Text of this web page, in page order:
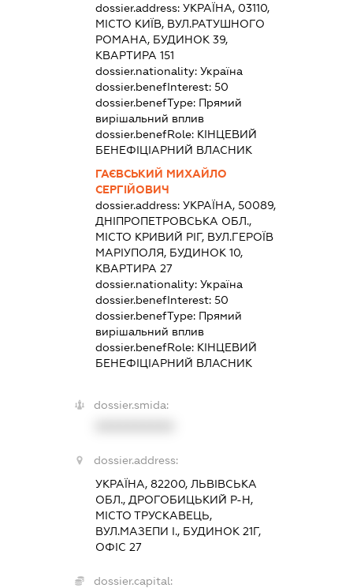
dossier.address: УКРАЇНА, 03110,
МІСТО КИЇВ, ВУЛ.РАТУШНОГО
РОМАНА, БУДИНОК 39,
КВАРТИРА 151
dossier.nationality: Україна
dossier.benefInterest: 50
dossier.benefType: Прямий
вирішальний вплив
dossier.benefRole: КІНЦЕВИЙ
БЕНЕФІЦІАРНИЙ ВЛАСНИК
ГАЄВСЬКИЙ МИХАЙЛО
СЕРГІЙОВИЧ
dossier.address: УКРАЇНА, 50089,
ДНІПРОПЕТРОВСЬКА ОБЛ.,
МІСТО КРИВИЙ РІГ, ВУЛ.ГЕРОЇВ
МАРІУПОЛЯ, БУДИНОК 10,
КВАРТИРА 27
dossier.nationality: Україна
dossier.benefInterest: 50
dossier.benefType: Прямий
вирішальний вплив
dossier.benefRole: КІНЦЕВИЙ
БЕНЕФІЦІАРНИЙ ВЛАСНИК
dossier.smida:
dossier.address:
УКРАЇНА, 82200, ЛЬВІВСЬКА
ОБЛ., ДРОГОБИЦЬКИЙ Р-Н,
МІСТО ТРУСКАВЕЦЬ,
ВУЛ.МАЗЕПИ І., БУДИНОК 21Г,
ОФІС 27
dossier.capital: